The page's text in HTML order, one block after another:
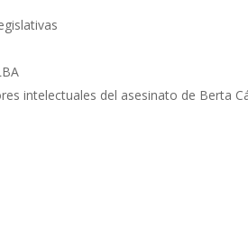
intelectuales del asesinato de Berta